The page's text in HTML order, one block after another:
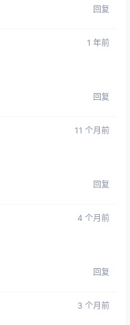
回复
1 年前
回复
11 个月前
回复
4 个月前
回复
3 个月前